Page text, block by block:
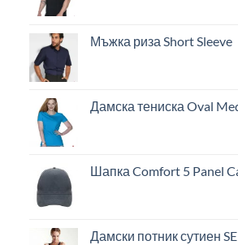
Мъжка риза Short Sleeve
Дамска тениска Oval
Шапка Comfort 5 Panel
Дамски потник сутиен